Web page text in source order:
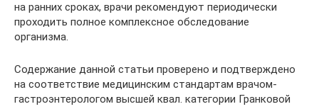
на ранних сроках, врачи рекомендуют периодически
проходить полное комплексное обследование
организма.
Содержание данной статьи проверено и подтверждено
на соответствие медицинским стандартам врачом-
гастроэнтерологом высшей квал. категории Гранковой